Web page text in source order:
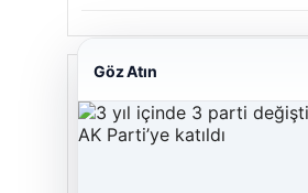
Son Eklenen Firmalar
Göz Atın